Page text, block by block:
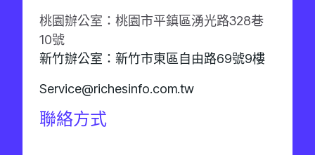
桃園辦公室：桃園市平鎮區湧光路328巷
10號
新竹辦公室：新竹市東區自由路69號9樓
Service@richesinfo.com.tw
聯絡方式